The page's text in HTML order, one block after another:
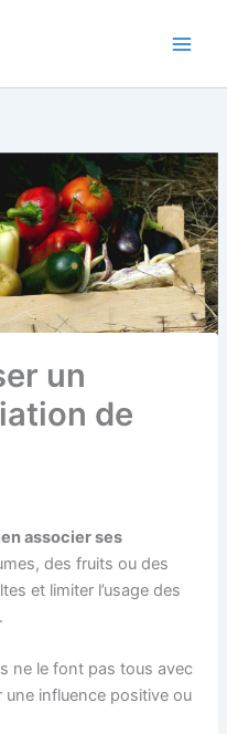
un
de
associer ses
des fruits ou des
et limiter l’usage des
ne le font pas tous avec
une influence positive ou